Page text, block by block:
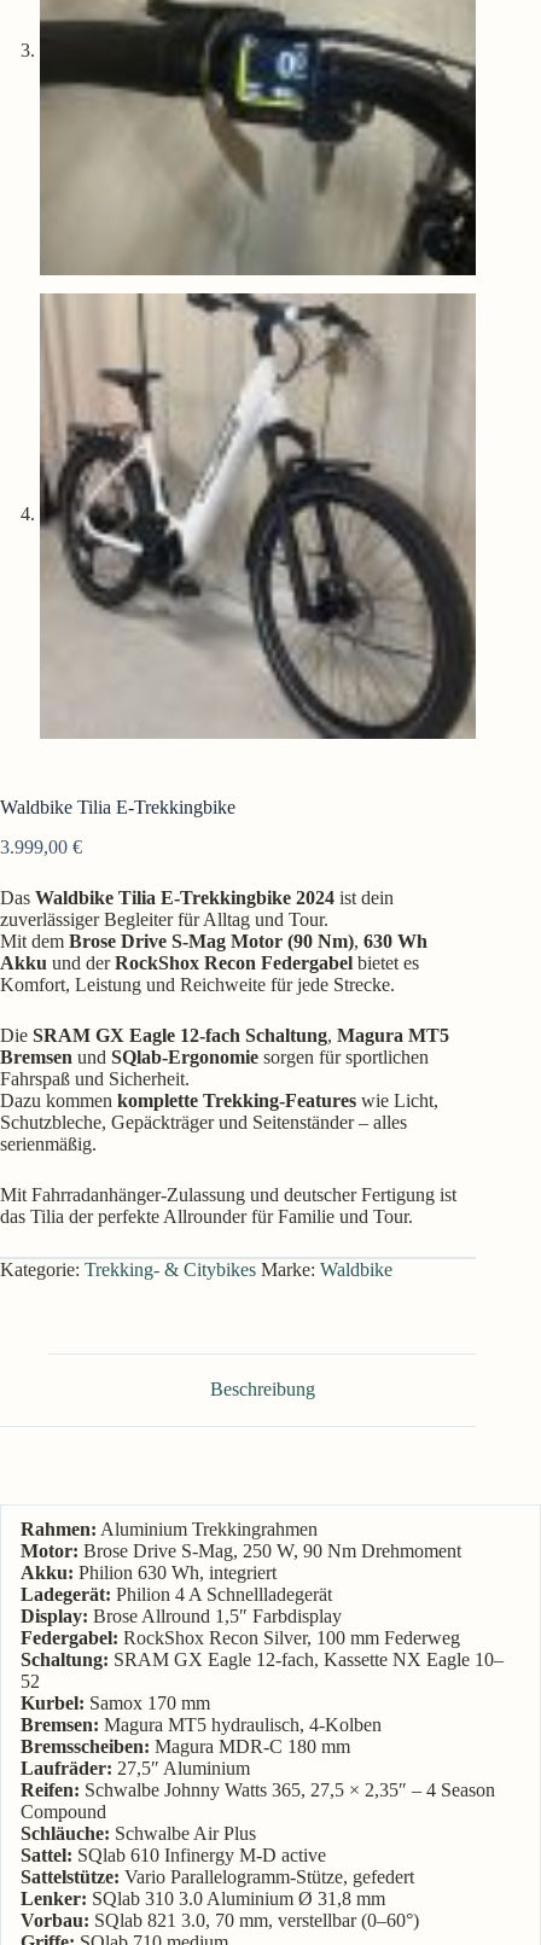
Waldbike Tilia E-Trekkingbike
3.999,00 €
Das Waldbike Tilia E-Trekkingbike 2024 ist dein
zuverlässiger Begleiter für Alltag und Tour.
Mit dem Brose Drive S-Mag Motor (90 Nm), 630 Wh
Akku und derRockShox Recon Federgabel bietet es
Komfort, Leistung und Reichweite für jede Strecke.
Die SRAM GX Eagle 12-fach Schaltung, Magura MT5
Bremsen und SQlab-Ergonomie sorgen für sportlichen
Fahrspaß und Sicherheit.
Dazu kommen komplette Trekking-Features wie Licht,
Schutzbleche, Gepäckträger und Seitenständer – alles
serienmäßig.
Mit Fahrradanhänger-Zulassung und deutscher Fertigung ist
das Tilia der perfekte Allrounder für Familie und Tour.
Kategorie: Trekking- & Citybikes Marke: Waldbike
Beschreibung
Rahmen: Aluminium Trekkingrahmen
Motor: Brose Drive S-Mag, 250 W, 90 Nm Drehmoment
Akku: Philion 630 Wh, integriert
Ladegerät: Philion 4 A Schnellladegerät
Display: Brose Allround 1,5″ Farbdisplay
Federgabel: RockShox Recon Silver, 100 mm Federweg
Schaltung: SRAM GX Eagle 12-fach, Kassette NX Eagle 10–
52
Kurbel: Samox 170 mm
Bremsen: Magura MT5 hydraulisch, 4-Kolben
Bremsscheiben: Magura MDR-C 180 mm
Laufräder: 27,5″ Aluminium
Reifen: Schwalbe Johnny Watts 365, 27,5 × 2,35″ – 4 Season
Compound
Schläuche: Schwalbe Air Plus
Sattel: SQlab 610 Infinergy M-D active
Sattelstütze: Vario Parallelogramm-Stütze, gefedert
Lenker: SQlab 310 3.0 Aluminium Ø 31,8 mm
Vorbau: SQlab 821 3.0, 70 mm, verstellbar (0–60°)